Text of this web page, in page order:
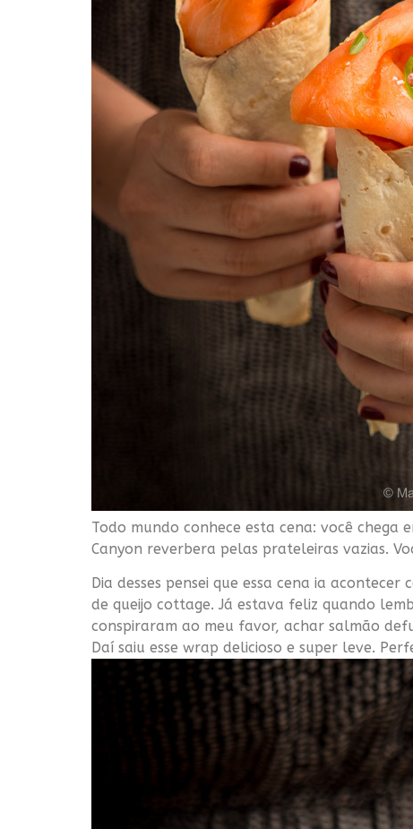
Todo mundo conhece esta cena: você
Canyon reverbera pelas prateleiras vazias.
Dia desses pensei que essa cena ia
de queijo cottage. Já estava feliz quando
conspiraram ao meu favor, achar salmão
Daí saiu esse wrap delicioso e super leve.